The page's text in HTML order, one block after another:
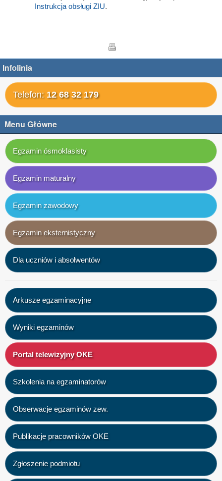
Instrukcja obsługi ZIU.
Infolinia
Telefon: 12 68 32 179
Menu Główne
Egzamin ósmoklasisty
Egzamin maturalny
Egzamin zawodowy
Egzamin eksternistyczny
Dla uczniów i absolwentów
Arkusze egzaminacyjne
Wyniki egzaminów
Portal telewizyjny OKE
Szkolenia na egzaminatorów
Obserwacje egzaminów zew.
Publikacje pracowników OKE
Zgłoszenie podmiotu